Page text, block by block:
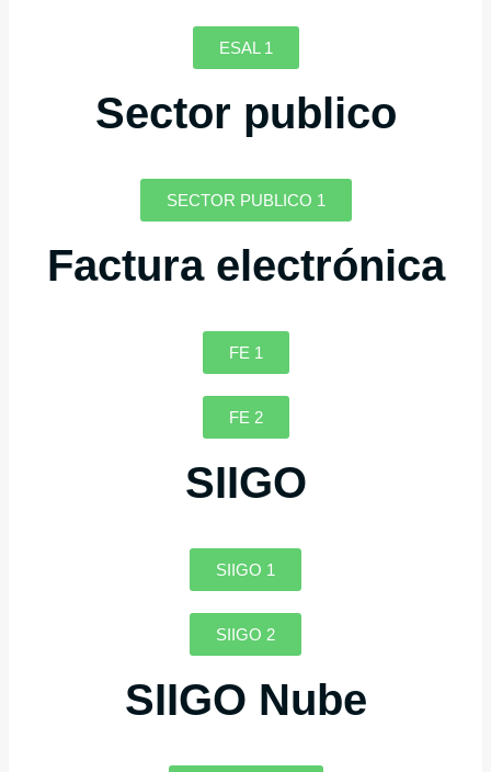
ESAL 1
Sector publico
SECTOR PUBLICO 1
Factura electrónica
FE 1
FE 2
SIIGO
SIIGO 1
SIIGO 2
SIIGO Nube